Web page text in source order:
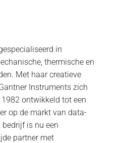
in
thermische en
Met haar creatieve
Instruments zich
ontwikkeld tot een
op de markt van data-
is nu een
partner met